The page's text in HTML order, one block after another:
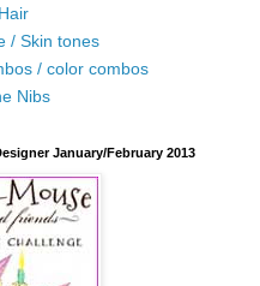
/ Skin tones
/ color combos
Nibs
January/February 2013